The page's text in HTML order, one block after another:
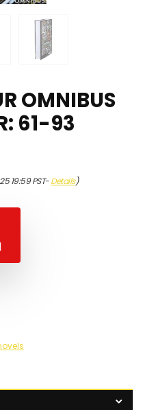
OMNIBUS
61-93
19:59 PST-Details)